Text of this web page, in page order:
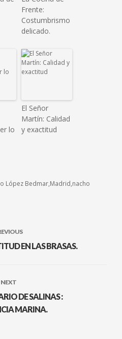
Frente:
Costumbrismo
delicado.
lo
El Señor
Martín: Calidad
y exactitud
López Bedmar Madrid nacho
EN LAS BRASAS.
NEXT
DE SALINAS :
MARINA.